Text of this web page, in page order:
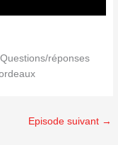
réponses
Episode suivant →